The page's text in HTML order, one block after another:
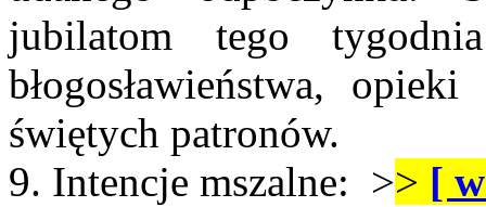
jubilatom tego
błogosławieństwa,
świętych patronów.
9. Intencje mszalne: >> [